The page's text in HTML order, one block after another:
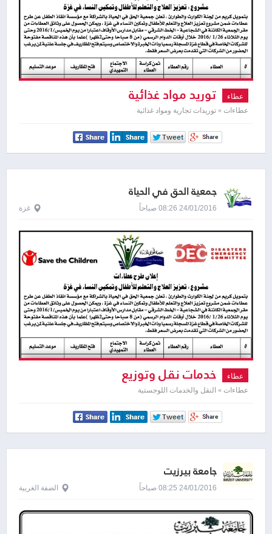
عطاء توريد مواد غذائية
عطاءات » توريدات تجارية ومواد غذائية
جمعية الحق في الحياة
24/01/2016 08:26 صباحاً غزة
عطاء خدمات نقل وتوزيع
عطاءات » النقل والخدمات اللوجستية
جامعة بيرزيت
24/01/2016 08:25 صباحاً الضفة الغربية